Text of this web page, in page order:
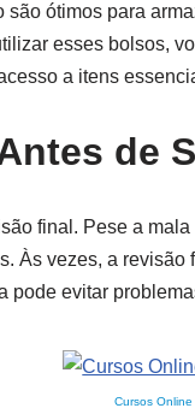
ótimos para
esses bolsos,
a itens
de
final. Pese a
Às vezes, a
pode evitar
Cursos